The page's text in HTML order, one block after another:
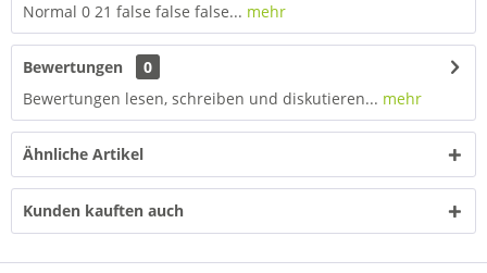
Normal 0 21 false false false... mehr
Bewertungen
0
Bewertungen lesen, schreiben und diskutieren... mehr
Ähnliche Artikel
Kunden kauften auch